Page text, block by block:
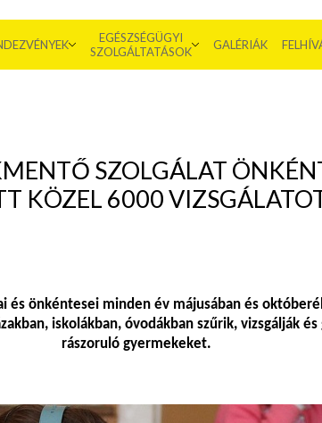
EGÉSZSÉGÜGYI
SZOLGÁLTATÁSOK
GALÉRIÁK
SZOLGÁLAT
KÖZEL 6000
és önkéntesei minden év májusában és
iskolákban, óvodákban szűrik, vizsgálják és
rászoruló gyermekeket.